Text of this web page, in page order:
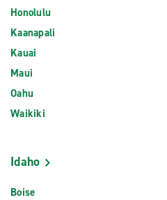
Honolulu
Kaanapali
Kauai
Maui
Oahu
Waikiki
Idaho
Boise